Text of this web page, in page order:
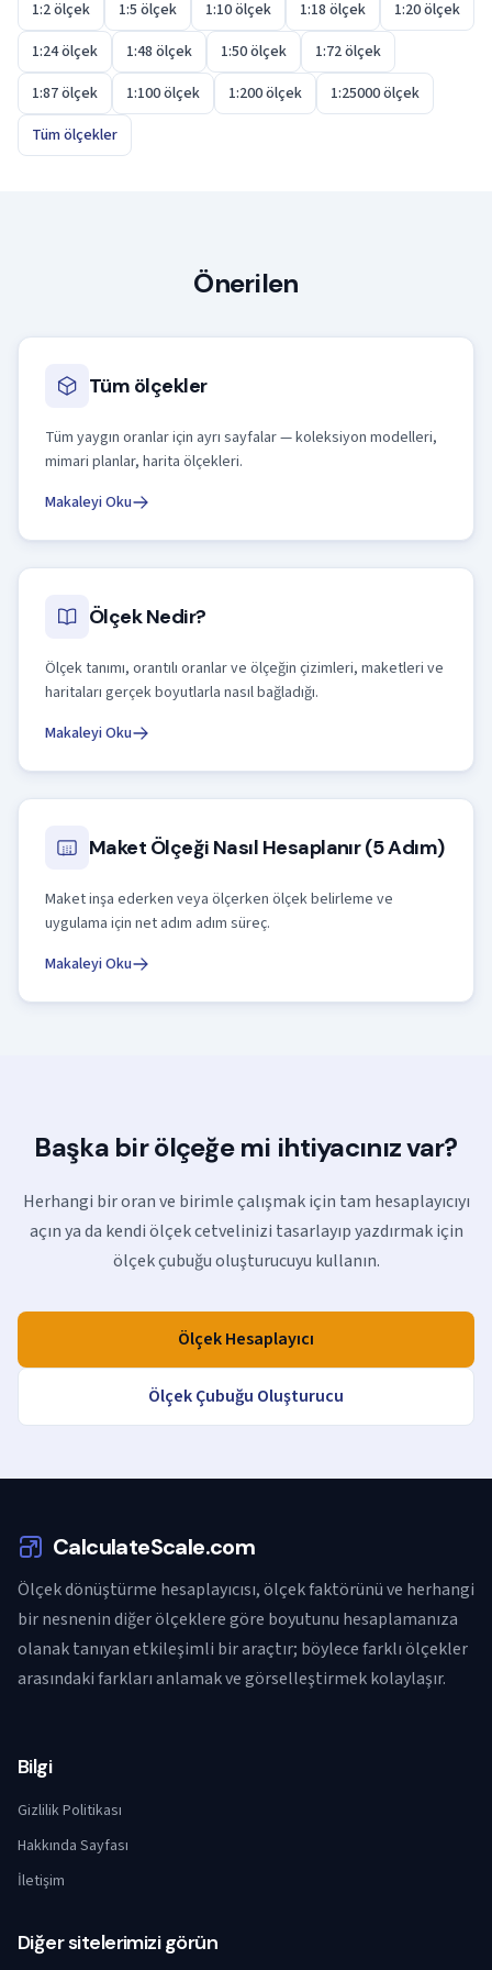
1:2 ölçek 1:5 ölçek 1:10 ölçek 1:18 ölçek
1:20 ölçek
1:24 ölçek
1:48 ölçek 1:50 ölçek
1:72 ölçek
1:87 ölçek
1:100 ölçek 1:200 ölçek
1:25000 ölçek
Tüm ölçekler
Önerilen
Tüm ölçekler
Tüm yaygın oranlar için ayrı sayfalar — koleksiyon modelleri,
mimari planlar, harita ölçekleri.
Makaleyi Oku
Ölçek Nedir?
Ölçek tanımı, orantılı oranlar ve ölçeğin çizimleri, maketleri ve
haritaları gerçek boyutlarla nasıl bağladığı.
Makaleyi Oku
Maket Ölçeği Nasıl Hesaplanır (5 Adım)
Maket inşa ederken veya ölçerken ölçek belirleme ve
uygulama için net adım adım süreç.
Makaleyi Oku
Başka bir ölçeğe mi ihtiyacınız var?
Herhangi bir oran ve birimle çalışmak için tam hesaplayıcıyı
açın ya da kendi ölçek cetvelinizi tasarlayıp yazdırmak için
ölçek çubuğu oluşturucuyu kullanın.
Ölçek Hesaplayıcı
Ölçek Çubuğu Oluşturucu
CalculateScale.com
Ölçek dönüştürme hesaplayıcısı, ölçek faktörünü ve herhangi
bir nesnenin diğer ölçeklere göre boyutunu hesaplamanıza
olanak tanıyan etkileşimli bir araçtır; böylece farklı ölçekler
arasındaki farkları anlamak ve görselleştirmek kolaylaşır.
Bilgi
Gizlilik Politikası
Hakkında Sayfası
İletişim
Diğer sitelerimizi görün